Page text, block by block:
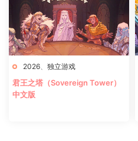
2026 独立游戏
君王之塔（Sovereign Tower）
中文版